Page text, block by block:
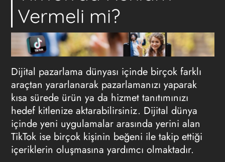
Vermeli mi?
Dijital pazarlama dünyası içinde birçok farklı
araçtan yararlanarak pazarlamanızı yaparak
kısa sürede ürün ya da hizmet tanıtımınızı
hedef kitlenize aktarabilirsiniz. Dijital dünya
içinde yeni uygulamalar arasında yerini alan
TikTok ise birçok kişinin beğeni ile takip ettiği
içeriklerin oluşmasına yardımcı olmaktadır.